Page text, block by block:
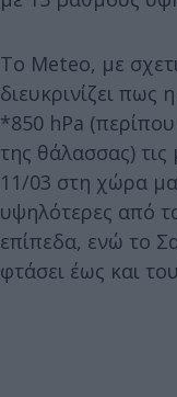
Το Meteo, με
διευκρινίζει
*850 hPa
της θάλασσας)
11/03 στη χώρα
υψηλότερες από
επίπεδα, ενώ το
φτάσει έως και